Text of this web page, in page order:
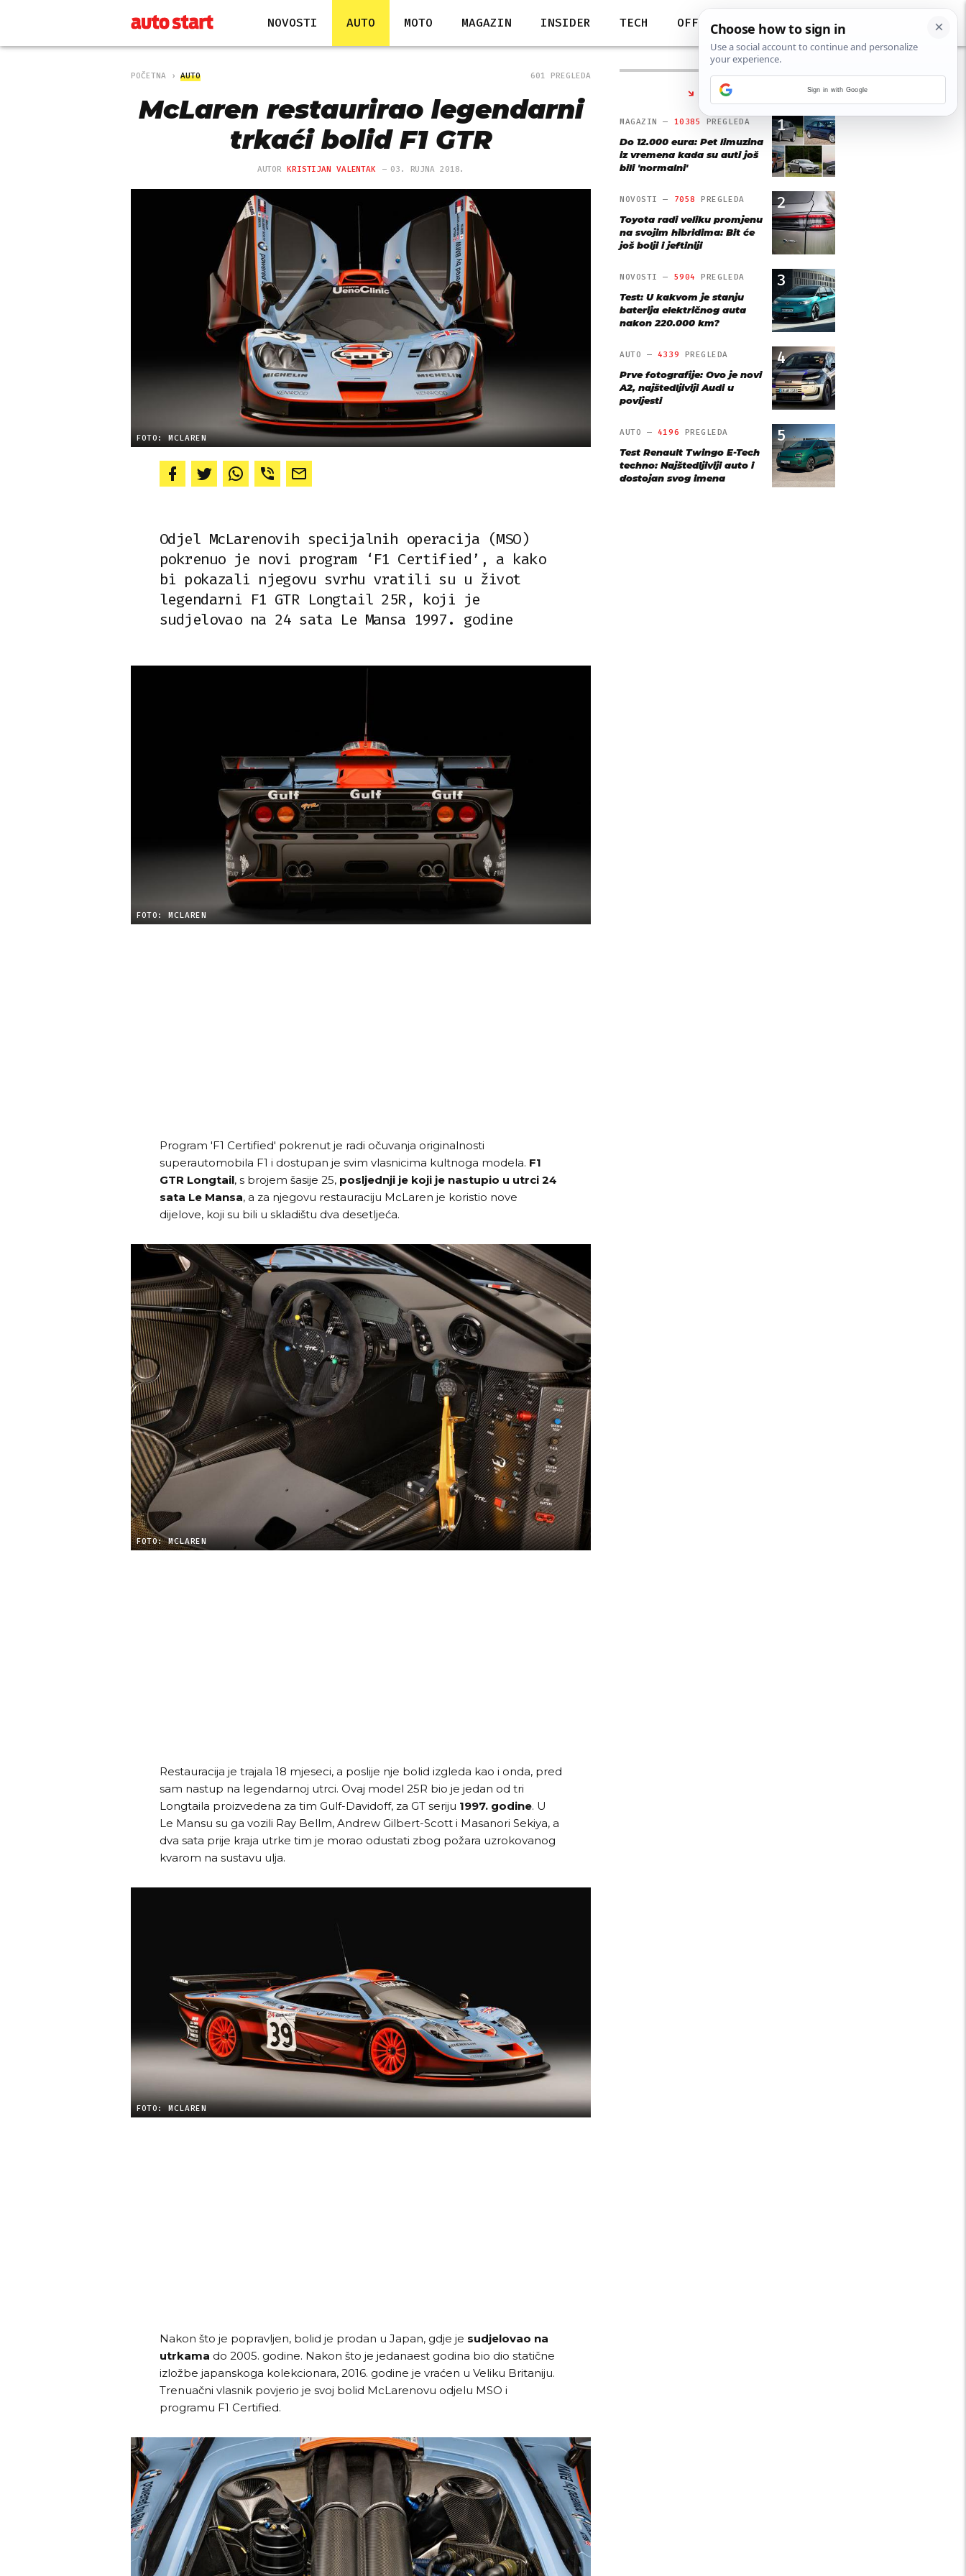
NOVOSTI AUTO MOTO MAGAZIN INSIDER TECH OFF
POČETNA AUTO 601 PREGLEDA
McLaren restaurirao legendarni
trkaći bolid F1 GTR
AUTOR KRISTIJAN VALENTAK 03. RUJNA 2018.
FOTO: MCLAREN
Odjel McLarenovih specijalnih operacija (MSO)
pokrenuo je novi program ‘F1 Certified’, a kako
bi pokazali njegovu svrhu vratili su u život
legendarni F1 GTR Longtail 25R, koji je
sudjelovao na 24 sata Le Mansa 1997. godine
FOTO: MCLAREN
Program 'F1 Certified' pokrenut je radi očuvanja originalnosti
superautomobila F1 i dostupan je svim vlasnicima kultnoga modela. F1
GTR Longtail, s brojem šasije 25, posljednji je koji je nastupio u utrci 24
sata Le Mansa, a za njegovu restauraciju McLaren je koristio nove
dijelove, koji su bili u skladištu dva desetljeća.
FOTO: MCLAREN
Restauracija je trajala 18 mjeseci, a poslije nje bolid izgleda kao i onda, pred
sam nastup na legendarnoj utrci. Ovaj model 25R bio je jedan od tri
Longtaila proizvedena za tim Gulf-Davidoff, za GT seriju 1997. godine. U
Le Mansu su ga vozili Ray Bellm, Andrew Gilbert-Scott i Masanori Sekiya, a
dva sata prije kraja utrke tim je morao odustati zbog požara uzrokovanog
kvarom na sustavu ulja.
FOTO: MCLAREN
Nakon što je popravljen, bolid je prodan u Japan, gdje je sudjelovao na
utrkama do 2005. godine. Nakon što je jedanaest godina bio dio statične
izložbe japanskoga kolekcionara, 2016. godine je vraćen u Veliku Britaniju.
Trenuačni vlasnik povjerio je svoj bolid McLarenovu odjelu MSO i
programu F1 Certified.
NAJČITANIJE
1
MAGAZIN — 10385 PREGLEDA
Do 12.000 eura: Pet limuzina
iz vremena kada su auti još
bili 'normalni'
2
NOVOSTI — 7058 PREGLEDA
Toyota radi veliku promjenu
na svojim hibridima: Bit će
još bolji i jeftiniji
3
NOVOSTI — 5904 PREGLEDA
Test: U kakvom je stanju
baterija električnog auta
nakon 220.000 km?
4
AUTO — 4339 PREGLEDA
Prve fotografije: Ovo je novi
A2, najštedljiviji Audi u
povijesti
5
AUTO — 4196 PREGLEDA
Test Renault Twingo E-Tech
techno: Najštedljiviji auto i
dostojan svog imena
Sign in with Google